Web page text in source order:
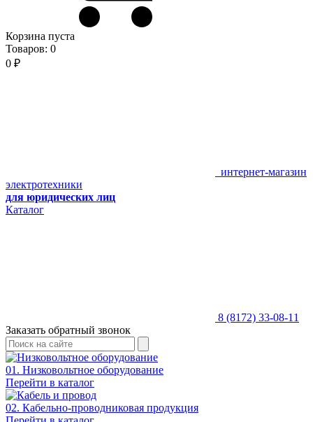
Корзина пуста
Товаров: 0
0 ₽
интернет-магазин
электротехники
для юридических лиц
Каталог
8 (8172) 33-08-11
Заказать обратный звонок
01. Низковольтное оборудование
Перейти в каталог
02. Кабельно-проводниковая продукция